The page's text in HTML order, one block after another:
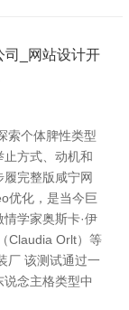
司_网站设计开
索个体脾性类型
方式、动机和
完整版咸宁网
优化，是当今巨
学家奥斯卡·伊
Claudia Orlt）等
厂 该测试通过一
念主格类型中